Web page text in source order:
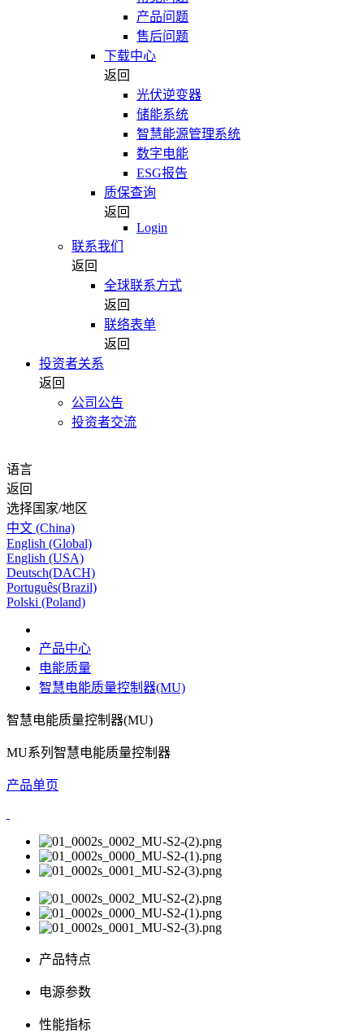
产品问题
售后问题
下载中心
返回
光伏逆变器
储能系统
智慧能源管理系统
数字电能
ESG报告
质保查询
返回
Login
联系我们
返回
全球联系方式
返回
联络表单
返回
投资者关系
返回
公司公告
投资者交流
语言
返回
选择国家/地区
中文 (China)
English (Global)
English (USA)
Deutsch(DACH)
Português(Brazil)
Polski (Poland)
产品中心
电能质量
智慧电能质量控制器(MU)
智慧电能质量控制器(MU)
MU系列智慧电能质量控制器
产品单页
产品特点
电源参数
性能指标